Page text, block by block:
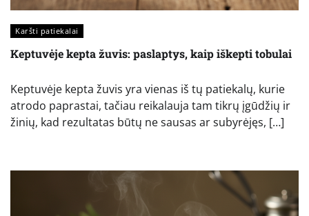
Karšti patiekalai
Keptuvėje kepta žuvis: paslaptys, kaip iškepti tobulai
Keptuvėje kepta žuvis yra vienas iš tų patiekalų, kurie
atrodo paprastai, tačiau reikalauja tam tikrų įgūdžių ir
žinių, kad rezultatas būtų ne sausas ar subyrėjęs, […]